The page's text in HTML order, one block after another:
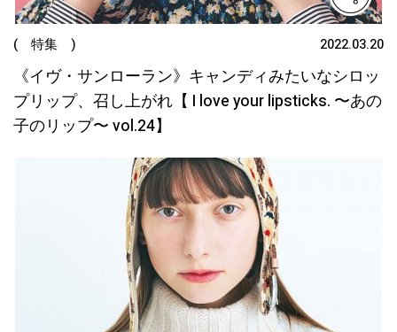
( 特集 ) 2022.03.20
《イヴ・サンローラン》キャンディみたいなシロッ
プリップ、召し上がれ【 I love your lipsticks. 〜あの
子のリップ〜 vol.24】